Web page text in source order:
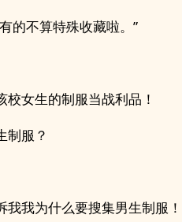
的不算特殊收藏啦。”
女生的制服当战利品！
制服？
我为什么要搜集男生制服